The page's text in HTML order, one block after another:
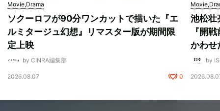
Movie,Drama
ソクーロフが90分ワンカットで描いた『エ
ルミタージュ幻想』リマスター版が期間限
定上映
by CINRA編集部
2026.08.07 0
池松壮
『開
かわせ
by